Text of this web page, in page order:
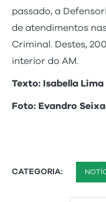
passado, a
de atendimentos
Criminal. Destes,
interior do AM.
Texto: Isabella Lima
Foto: Evandro
CATEGORIA: